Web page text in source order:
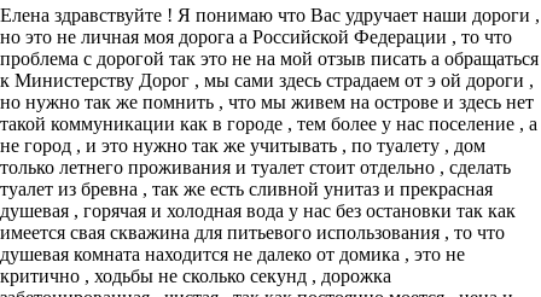
Елена здравствуйте ! Я понимаю что Вас удручает наши дороги ,
но это не личная моя дорога а Российской Федерации , то что
проблема с дорогой так это не на мой отзыв писать а обращаться
к Министерству Дорог , мы сами здесь страдаем от э ой дороги ,
но нужно так же помнить , что мы живем на острове и здесь нет
такой коммуникации как в городе , тем более у нас поселение , а
не город , и это нужно так же учитывать , по туалету , дом
только летнего проживания и туалет стоит отдельно , сделать
туалет из бревна , так же есть сливной унитаз и прекрасная
душевая , горячая и холодная вода у нас без остановки так как
имеется свая скважина для питьевого использования , то что
душевая комната находится не далеко от домика , это не
критично , ходьбы не сколько секунд , дорожка